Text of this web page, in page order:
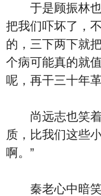
于是顾振林也
把我们吓坏了，
的，三下两下就
个病可能真的就
呢，再干三十年
尚远志也笑着
质，比我们这些
啊。”
秦老心中暗笑